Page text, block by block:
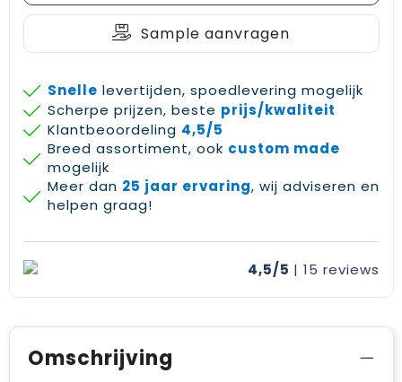
Sample aanvragen
Snelle levertijden, spoedlevering mogelijk
Scherpe prijzen, beste prijs/kwaliteit
Klantbeoordeling 4,5/5
Breed assortiment, ook custom made
mogelijk
Meer dan 25 jaar ervaring, wij adviseren en
helpen graag!
4,5/5 | 15 reviews
Omschrijving